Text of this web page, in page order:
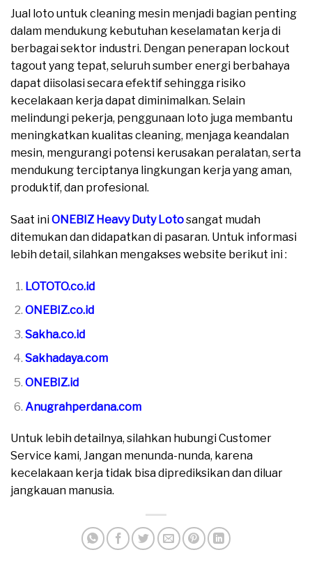
Jual loto untuk cleaning mesin menjadi bagian penting
dalam mendukung kebutuhan keselamatan kerja di
berbagai sektor industri. Dengan penerapan lockout
tagout yang tepat, seluruh sumber energi berbahaya
dapat diisolasi secara efektif sehingga risiko
kecelakaan kerja dapat diminimalkan. Selain
melindungi pekerja, penggunaan loto juga membantu
meningkatkan kualitas cleaning, menjaga keandalan
mesin, mengurangi potensi kerusakan peralatan, serta
mendukung terciptanya lingkungan kerja yang aman,
produktif, dan profesional.
Saat iniONEBIZ Heavy Duty Lotosangat mudah
ditemukan dan didapatkan di pasaran. Untuk informasi
lebih detail, silahkan mengakses website berikut ini :
LOTOTO.co.id
ONEBIZ.co.id
Sakha.co.id
Sakhadaya.com
ONEBIZ.id
Anugrahperdana.com
Untuk lebih detailnya, silahkan hubungi Customer
Service kami, Jangan menunda-nunda, karena
kecelakaan kerja tidak bisa diprediksikan dan diluar
jangkauan manusia.